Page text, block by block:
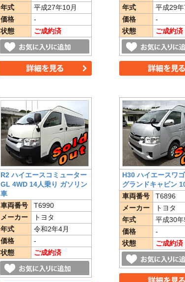
年式
平成27年10月
価格
-
状態
ご成約済
年式
平成29年
価格
-
状態
ご成約済
R2 ハイエースコミューター
GL 4WD 14人乗り ガソリン
車
車両番号
T6990
メーカー
トヨタ
年式
令和2年4月
価格
-
状態
ご成約済
H30 ハイエースワ
グランドキャビン
車両番号
T6896
メーカー
トヨタ
年式
平成30年
価格
-
状態
ご成約済